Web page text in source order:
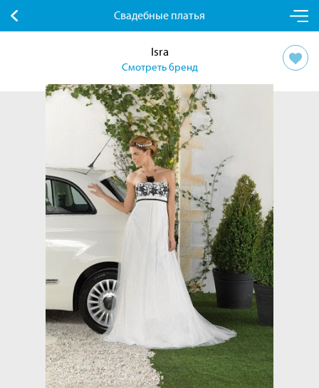
Свадебные платья
Isra
Смотреть бренд